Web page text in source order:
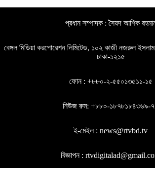
প্রধান সম্পাদক : সৈয়দ আশিক
বেঙ্গল মিডিয়া করপোরেশন লিমিটেড, ১০২ কাজী নজরুল
ঢাকা-১২১৫
ফোন : +৮৮০-২-৫৫০১৩৫১১-১৫
নিউজ রুম: +৮৮০-১৮৭৮১৮৪৩৬৯-
ই-মেইল : news@rtvbd.tv
বিজ্ঞাপন :